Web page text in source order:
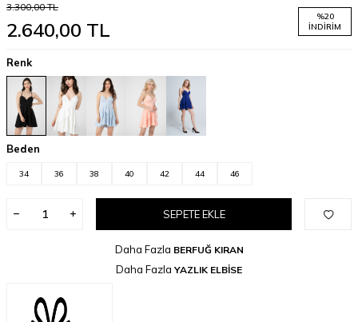
3.300,00TL
2.640,00 TL
%20
İNDIRIM
Renk
Beden
34 36 38 40 42 44 46
SEPETE EKLE
Daha Fazla BERFUĞ KIRAN
Daha Fazla YAZLIK ELBİSE